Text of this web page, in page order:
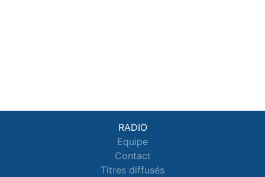
RADIO
Equipe
Contact
Titres diffusés